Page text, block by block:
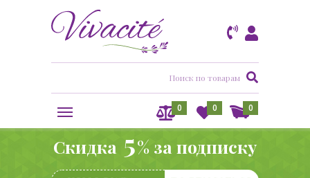
0
0
0
Скидка 5% за подписку